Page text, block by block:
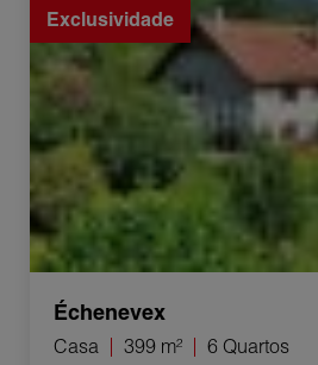
Exclusividade
Échenevex
Casa 399 m²
6 Quartos